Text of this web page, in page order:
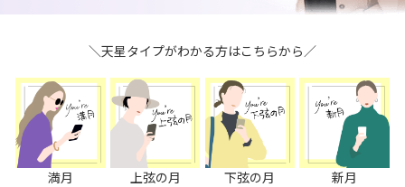
＼天星タイプがわかる方はこちらから／
満月 上弦の月 下弦の月 新月